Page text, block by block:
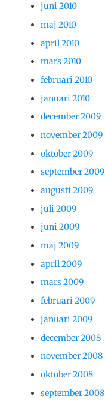
juni 2010
maj 2010
april 2010
mars 2010
februari 2010
januari 2010
december 2009
november 2009
oktober 2009
september 2009
augusti 2009
juli 2009
juni 2009
maj 2009
april 2009
mars 2009
februari 2009
januari 2009
december 2008
november 2008
oktober 2008
september 2008